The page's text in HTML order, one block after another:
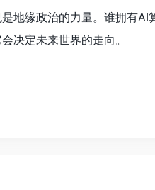
地缘政治的力量。谁拥有
决定未来世界的走向。